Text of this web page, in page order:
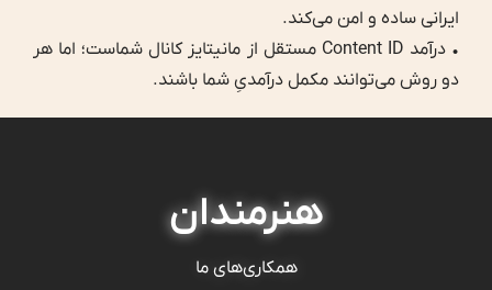
ایرانی ساده و امن می‌کند.
• درآمد Content ID مستقل از مانیتایز کانال شماست؛ اما هر
دو روش می‌توانند مکمل درآمدیِ شما باشند.
هنرمندان
همکاری‌های ما